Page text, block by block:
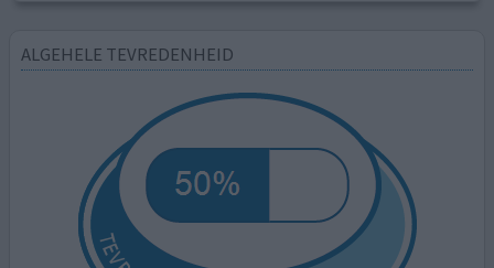
ALGEHELE TEVREDENHEID